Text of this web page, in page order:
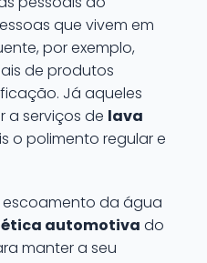
que vivem em
por exemplo,
de produtos
Já aqueles
a serviços de lava
o polimento regular e
escoamento da água
automotiva do
manter a seu